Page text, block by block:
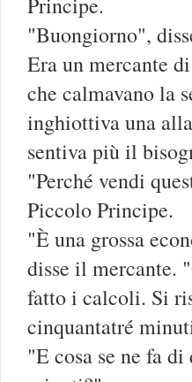
"Buongiorno",
Era un mercante
che calmavano la
inghiottiva una
sentiva più il
"Perché vendi
Piccolo Principe.
"È una grossa
disse il mercante.
fatto i calcoli. Si
cinquantatré
"E cosa se ne fa